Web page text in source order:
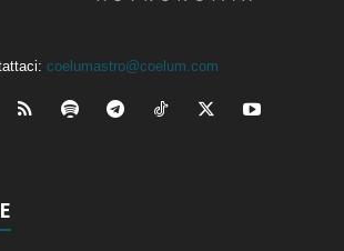
coelumastro@coelum.com